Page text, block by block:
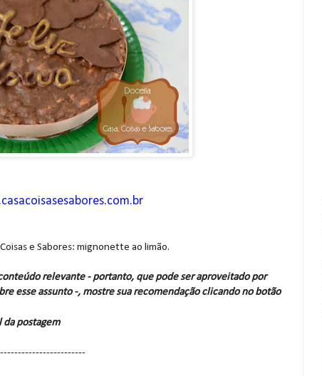
e Sabores: mignonette ao limão.
relevante - portanto, que pode ser aproveitado por
esse assunto -, mostre sua recomendação clicando no botão
postagem